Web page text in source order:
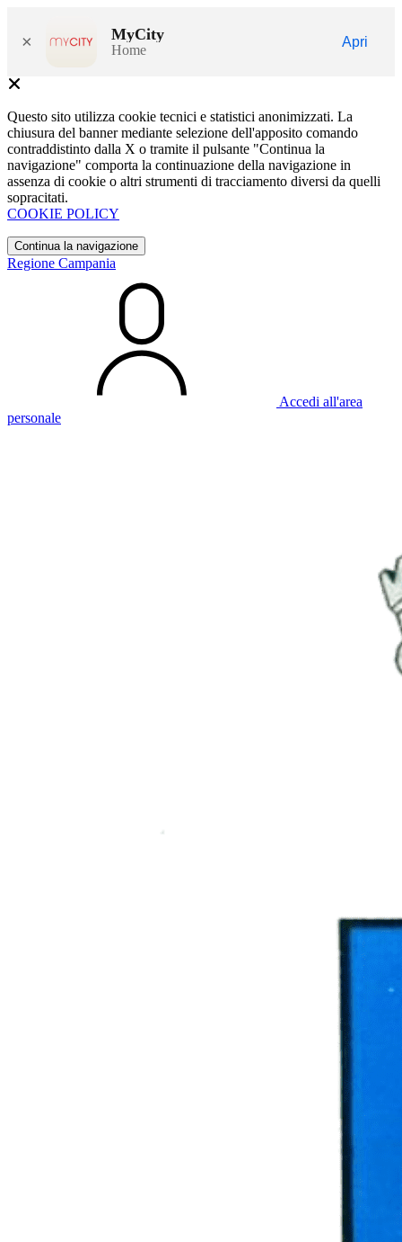
× MyCity
Home
Apri
Questo sito utilizza cookie tecnici e statistici anonimizzati. La
chiusura del banner mediante selezione dell'apposito comando
contraddistinto dalla X o tramite il pulsante "Continua la
navigazione" comporta la continuazione della navigazione in
assenza di cookie o altri strumenti di tracciamento diversi da quelli
sopracitati.
COOKIE POLICY
Continua la navigazione
Regione Campania
Accedi all'area
personale